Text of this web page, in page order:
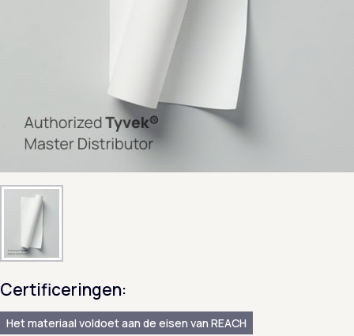
Certificeringen:
Het materiaal voldoet aan de eisen van REACH